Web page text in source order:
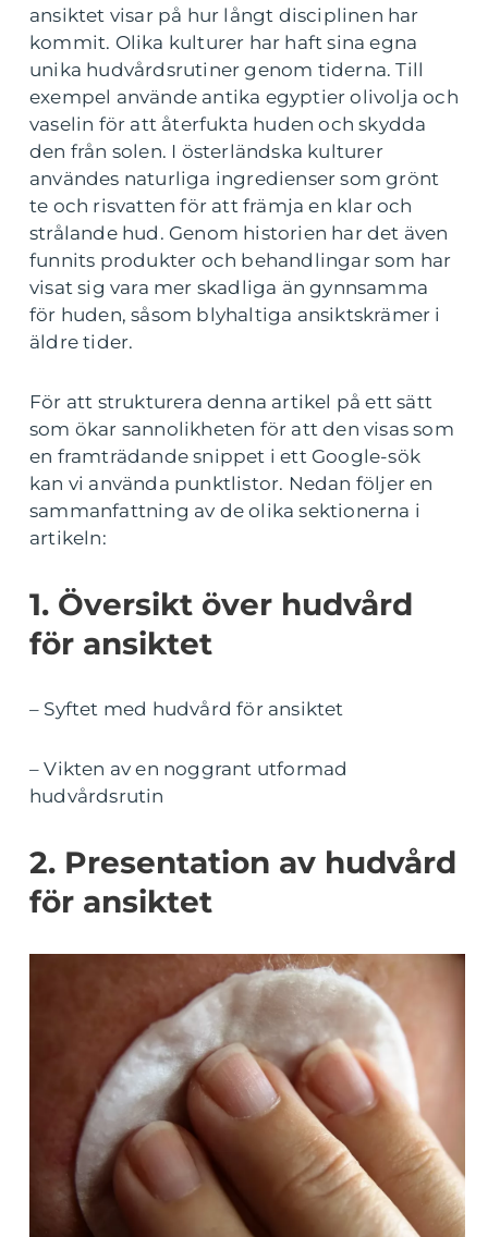
ansiktet visar på hur långt disciplinen har
kommit. Olika kulturer har haft sina egna
unika hudvårdsrutiner genom tiderna. Till
exempel använde antika egyptier olivolja och
vaselin för att återfukta huden och skydda
den från solen. I österländska kulturer
användes naturliga ingredienser som grönt
te och risvatten för att främja en klar och
strålande hud. Genom historien har det även
funnits produkter och behandlingar som har
visat sig vara mer skadliga än gynnsamma
för huden, såsom blyhaltiga ansiktskrämer i
äldre tider.
För att strukturera denna artikel på ett sätt
som ökar sannolikheten för att den visas som
en framträdande snippet i ett Google-sök
kan vi använda punktlistor. Nedan följer en
sammanfattning av de olika sektionerna i
artikeln:
1. Översikt över hudvård
för ansiktet
– Syftet med hudvård för ansiktet
– Vikten av en noggrant utformad
hudvårdsrutin
2. Presentation av hudvård
för ansiktet